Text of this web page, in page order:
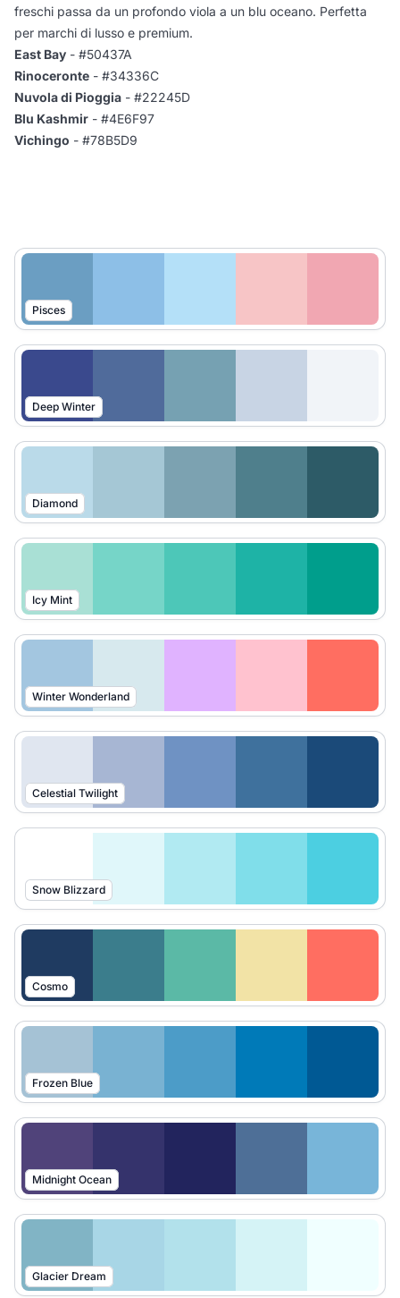
freschi passa da un profondo viola a un blu oceano. Perfetta
per marchi di lusso e premium.
East Bay - #50437A
Rinoceronte - #34336C
Nuvola di Pioggia - #22245D
Blu Kashmir - #4E6F97
Vichingo - #78B5D9
Pisces
Deep Winter
Diamond
Icy Mint
Winter Wonderland
Celestial Twilight
Snow Blizzard
Cosmo
Frozen Blue
Midnight Ocean
Glacier Dream